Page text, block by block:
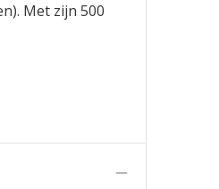
Met zijn 500